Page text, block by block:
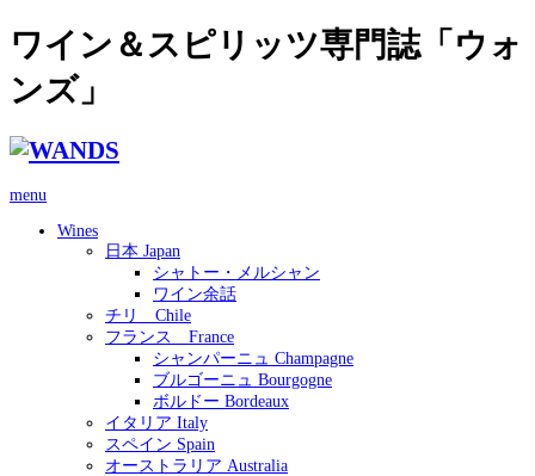
ワイン＆スピリッツ専門誌「ウォ
ンズ」
menu
Wines
日本 Japan
シャトー・メルシャン
ワイン余話
チリ Chile
フランス France
シャンパーニュ Champagne
ブルゴーニュ Bourgogne
ボルドー Bordeaux
イタリア Italy
スペイン Spain
オーストラリア Australia